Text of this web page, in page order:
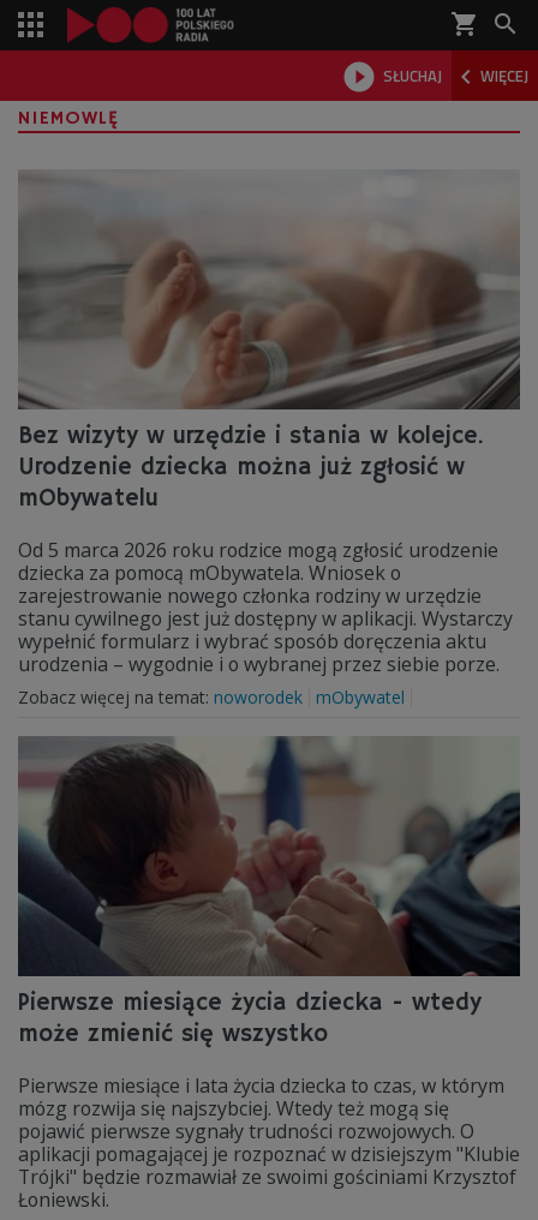
shopping_cart 
 SŁUCHAJ  WIĘCEJ

NIEMOWLĘ
Bez wizyty w urzędzie i stania w kolejce.
Urodzenie dziecka można już zgłosić w
mObywatelu
Od 5 marca 2026 roku rodzice mogą zgłosić urodzenie
dziecka za pomocą mObywatela. Wniosek o
zarejestrowanie nowego członka rodziny w urzędzie
stanu cywilnego jest już dostępny w aplikacji. Wystarczy
wypełnić formularz i wybrać sposób doręczenia aktu
urodzenia – wygodnie i o wybranej przez siebie porze.
Zobacz więcej na temat: noworodek mObywatel
Pierwsze miesiące życia dziecka - wtedy
może zmienić się wszystko
Pierwsze miesiące i lata życia dziecka to czas, w którym
mózg rozwija się najszybciej. Wtedy też mogą się
pojawić pierwsze sygnały trudności rozwojowych. O
aplikacji pomagającej je rozpoznać w dzisiejszym "Klubie
Trójki" będzie rozmawiał ze swoimi gościniami Krzysztof
Łoniewski.